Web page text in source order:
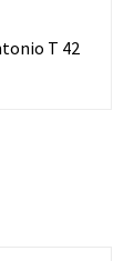
T 42